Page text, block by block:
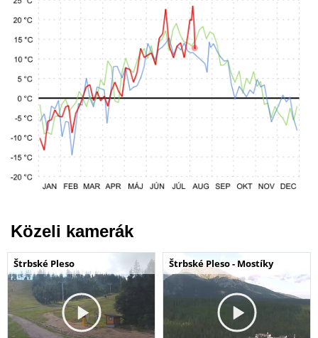
Közeli kamerák
Štrbské Pleso Štrbské Pleso - Mostíky